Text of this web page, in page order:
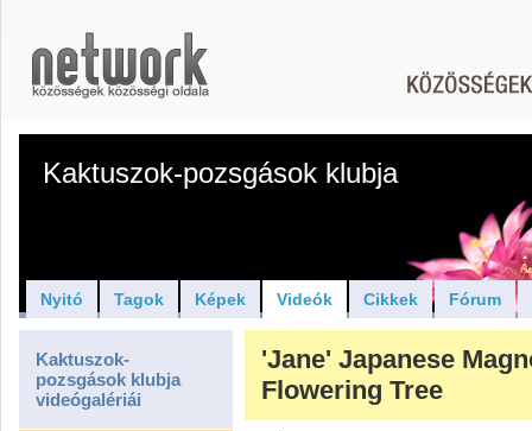
Kaktuszok-pozsgások klubja
Nyitó Tagok Képek Videók Cikkek Fórum
Kaktuszok-
pozsgások klubja
videógalériái
'Jane' Japanese
Flowering Tree